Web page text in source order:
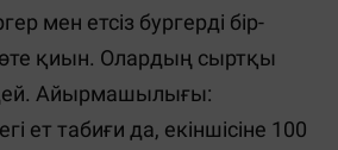
мен етсіз бургерді бір-
өте қиын. Олардың сыртқы
Айырмашылығы:
ет табиғи да, екіншісіне 100